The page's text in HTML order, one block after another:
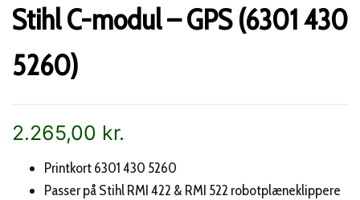
Stihl C-modul – GPS (6301 430
5260)
2.265,00 kr.
Printkort 6301 430 5260
Passer på Stihl RMI 422 & RMI 522 robotplæneklippere